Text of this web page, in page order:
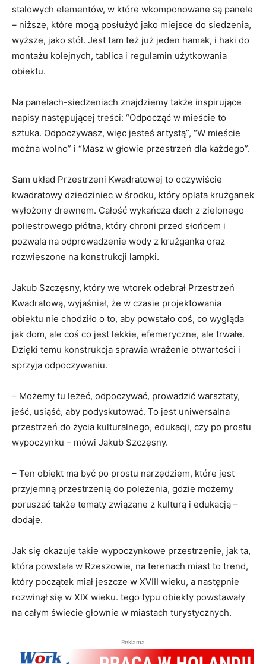
stalowych elementów, w które wkomponowane są panele
– niższe, które mogą posłużyć jako miejsce do siedzenia,
wyższe, jako stół. Jest tam też już jeden hamak, i haki do
montażu kolejnych, tablica i regulamin użytkowania
obiektu.
Na panelach-siedzeniach znajdziemy także inspirujące
napisy następującej treści: “Odpocząć w mieście to
sztuka. Odpoczywasz, więc jesteś artystą”, “W mieście
można wolno” i “Masz w głowie przestrzeń dla każdego”.
Sam układ Przestrzeni Kwadratowej to oczywiście
kwadratowy dziedziniec w środku, który oplata krużganek
wyłożony drewnem. Całość wykańcza dach z zielonego
poliestrowego płótna, który chroni przed słońcem i
pozwala na odprowadzenie wody z krużganka oraz
rozwieszone na konstrukcji lampki.
Jakub Szczęsny, który we wtorek odebrał Przestrzeń
Kwadratową, wyjaśniał, że w czasie projektowania
obiektu nie chodziło o to, aby powstało coś, co wygląda
jak dom, ale coś co jest lekkie, efemeryczne, ale trwałe.
Dzięki temu konstrukcja sprawia wrażenie otwartości i
sprzyja odpoczywaniu.
– Możemy tu leżeć, odpoczywać, prowadzić warsztaty,
jeść, usiąść, aby podyskutować. To jest uniwersalna
przestrzeń do życia kulturalnego, edukacji, czy po prostu
wypoczynku – mówi Jakub Szczęsny.
– Ten obiekt ma być po prostu narzędziem, które jest
przyjemną przestrzenią do poleżenia, gdzie możemy
poruszać także tematy związane z kulturą i edukacją –
dodaje.
Jak się okazuje takie wypoczynkowe przestrzenie, jak ta,
która powstała w Rzeszowie, na terenach miast to trend,
który początek miał jeszcze w XVIII wieku, a następnie
rozwinął się w XIX wieku. tego typu obiekty powstawały
na całym świecie głownie w miastach turystycznych.
Reklama